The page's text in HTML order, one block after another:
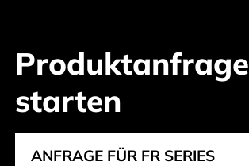
Produktanfrage
starten
ANFRAGE FÜR FR SERIES